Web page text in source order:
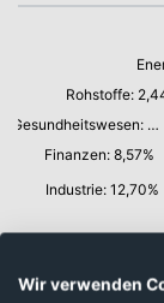
Industrie: 12,70%
Finanzen: 8,57%
Gesundheitswesen: 8,54%
Rohstoffe:
Wir verwenden